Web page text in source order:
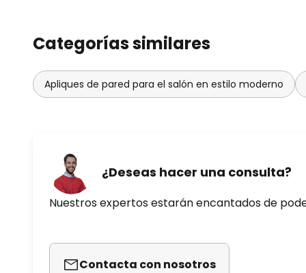
Categorías similares
Apliques de pared para el salón en estilo moderno
¿Deseas hacer una consulta?
Nuestros expertos estarán encantados de
Contacta con nosotros